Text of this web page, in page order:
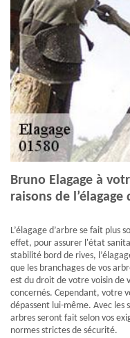
Bruno Elagage à
raisons de l’élagage
L’élagage d’arbre se fait plus
effet, pour assurer l'état
stabilité bord de rives,
que les branchages de vos
est du droit de votre voisin de
concernés. Cependant, votre
dépassent lui-même. Avec les
arbres seront fait selon vos
normes strictes de sécurité.